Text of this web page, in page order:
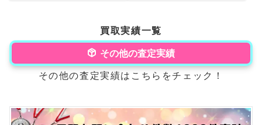
買取実績一覧
その他の査定実績
その他の査定実績はこちらをチェック！